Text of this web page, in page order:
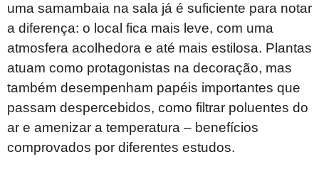
uma samambaia na sala já é suficiente para notar
a diferença: o local fica mais leve, com uma
atmosfera acolhedora e até mais estilosa. Plantas
atuam como protagonistas na decoração, mas
também desempenham papéis importantes que
passam despercebidos, como filtrar poluentes do
ar e amenizar a temperatura – benefícios
comprovados por diferentes estudos.